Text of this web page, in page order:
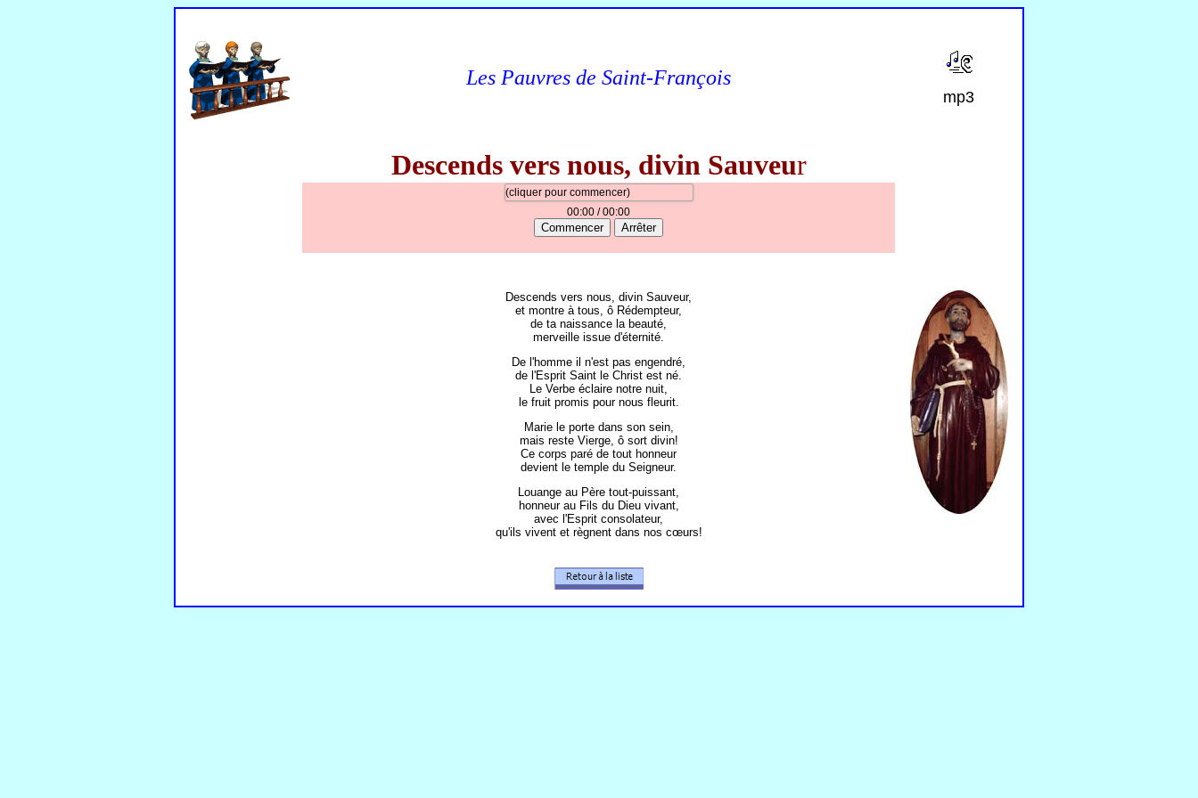
Les Pauvres de Saint-François
mp3
Descends vers nous, divin Sauveur
(cliquer pour commencer)
00:00 / 00:00
Commencer Arrêter
Descends vers nous, divin Sauveur,
et montre à tous, ô Rédempteur,
de ta naissance la beauté,
merveille issue d'éternité.
De l'homme il n'est pas engendré,
de l'Esprit Saint le Christ est né.
Le Verbe éclaire notre nuit,
le fruit promis pour nous fleurit.
Marie le porte dans son sein,
mais reste Vierge, ô sort divin!
Ce corps paré de tout honneur
devient le temple du Seigneur.
Louange au Père tout-puissant,
honneur au Fils du Dieu vivant,
avec l'Esprit consolateur,
qu'ils vivent et règnent dans nos cœurs!